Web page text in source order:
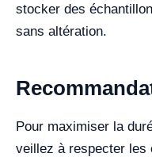
stocker des
sans altération.
Pour maximiser la
veillez à respecter les